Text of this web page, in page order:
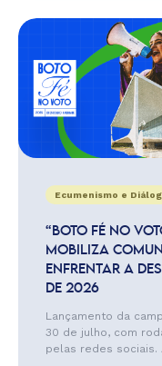
Ecumenismo e
“BOTO FÉ NO
MOBILIZA
ENFRENTAR A
DE 2026
Lançamento da
30 de julho, com
pelas redes sociais.